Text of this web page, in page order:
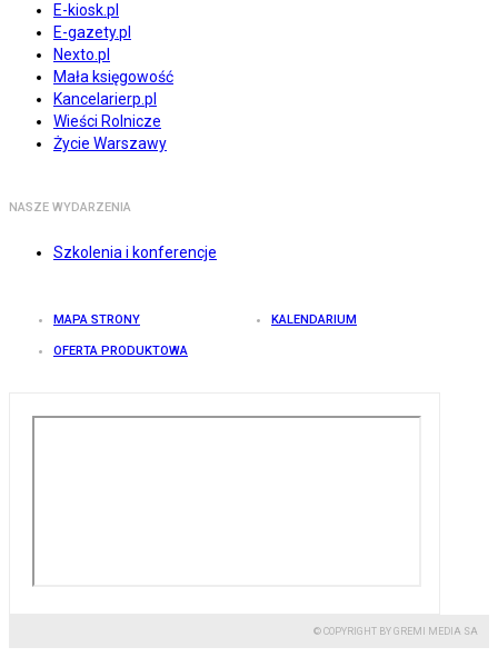
E-kiosk.pl
E-gazety.pl
Nexto.pl
Mała księgowość
Kancelarierp.pl
Wieści Rolnicze
Życie Warszawy
NASZE WYDARZENIA
Szkolenia i konferencje
MAPA STRONY KALENDARIUM
OFERTA PRODUKTOWA
© COPYRIGHT BY GREMI MEDIA SA